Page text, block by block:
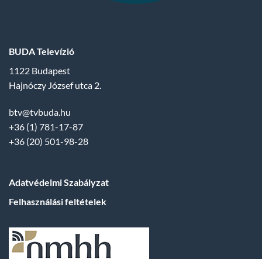
BUDA Televízió
1122 Budapest
Hajnóczy József utca 2.
btv@tvbuda.hu
+36 (1) 781-17-87
+36 (20) 501-98-28
Adatvédelmi Szabályzat
Felhasználási feltételek